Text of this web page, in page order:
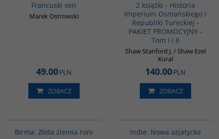
Francuski sen
Marek Ostrowski
49.00PLN
ZOBACZ
2 książki - Historia
Imperium Osmańskiego i
Republiki Tureckiej -
PAKIET PROMOCYJNY -
Tom I i II
Shaw Stanford J. / Shaw Ezel
Kural
140.00PLN
ZOBACZ
Birma. Złota ziemia roni
Indie. Nowa azjatycka